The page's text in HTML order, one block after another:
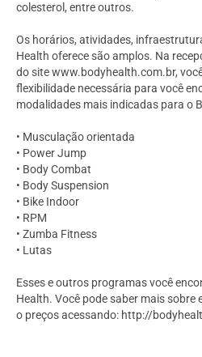
colesterol, entre outros.
Os horários, atividades,
Health oferece são amplos. Na
do site www.bodyhealth.com.br,
flexibilidade necessária para você
modalidades mais indicadas para o
• Musculação orientada
• Power Jump
• Body Combat
• Body Suspension
• Bike Indoor
• RPM
• Zumba Fitness
• Lutas
Esses e outros programas você
Health. Você pode saber mais sobre
o preços acessando: http://